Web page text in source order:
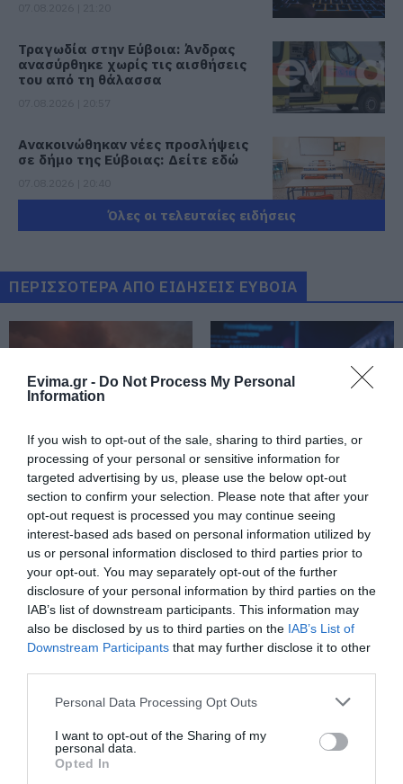
Evima.gr - Do Not Process My Personal
Information
If you wish to opt-out of the sale, sharing to third parties, or
processing of your personal or sensitive information for
targeted advertising by us, please use the below opt-out
section to confirm your selection. Please note that after your
opt-out request is processed you may continue seeing
interest-based ads based on personal information utilized by
us or personal information disclosed to third parties prior to
your opt-out. You may separately opt-out of the further
disclosure of your personal information by third parties on the
IAB’s list of downstream participants. This information may
also be disclosed by us to third parties on the IAB’s List of
Downstream Participants that may further disclose it to other
Please note that this website/app uses one or more Google
not limited to your visit or usage behaviour. You may click to
grant or deny consent to Google and its third-party tags to
use your data for below specified purposes in below Google
Personal Data Processing Opt Outs
I want to opt-out of the Sharing of my
personal data.
Opted In
Τραγωδία στην Εύβοια: Άνδρας
ανασύρθηκε χωρίς τις αισθήσεις
του από τη θάλασσα
Ανακοινώθηκαν νέες προσλήψεις
σε δήμο της Εύβοιας: Δείτε εδώ
Δείτε τι έκανε Δήμος της Εύβοιας
για τις φωτιές
07.08.2026 | 20:00
σύγκρουση αυτοκινήτου με
φορτηγό
07.08.2026 | 19:40
Ράγισαν καρδιές στην Εύβοια: Το
τελευταίο «αντίο» στον 36χρονο
επιχειρηματία
07.08.2026 | 19:10
Νέο επίδομα 600 ευρώ για
σπουδαστές: Οι δικαιούχοι
Αυτός ο δήμος της Εύβοιας πάει
στα δικαστήρια για τις
ανεμογεννήτριες
07.08.2026 | 18:40
Όλες οι τελευταίες ειδήσεις
ΠΕΡΙΣΣΟΤΕΡΑ ΑΠΟ ΕΙΔΗΣΕΙΣ ΕΥΒΟΙΑ
Εύβοια: Ηχηρό μήνυμα
πέντε χρόνια μετά τη
μεγάλη καταστροφή
του 2021
Εύβοια: Γυναίκα έπεσε
θύμα διαδικτυακής
απάτης – Πλήρωσε για
τρακτέρ που δεν
παρέλαβε
Τραγωδία στην Εύβοια:
Άνδρας ανασύρθηκε
χωρίς τις αισθήσεις του
από τη θάλασσα
Ανακοινώθηκαν νέες
προσλήψεις σε δήμο
της Εύβοιας: Δείτε εδώ